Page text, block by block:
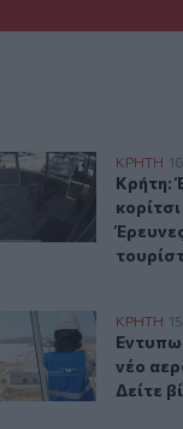
στην Κρήτη
της
το 10χρονο
ΚΡΗΤΗ
Κρήτη:
Κρήτη:
Κυριακή 9
Σάββατο 8 και
Εντυπωσιάζουν
ΚΡΗΤΗ
νέο
Δείτε